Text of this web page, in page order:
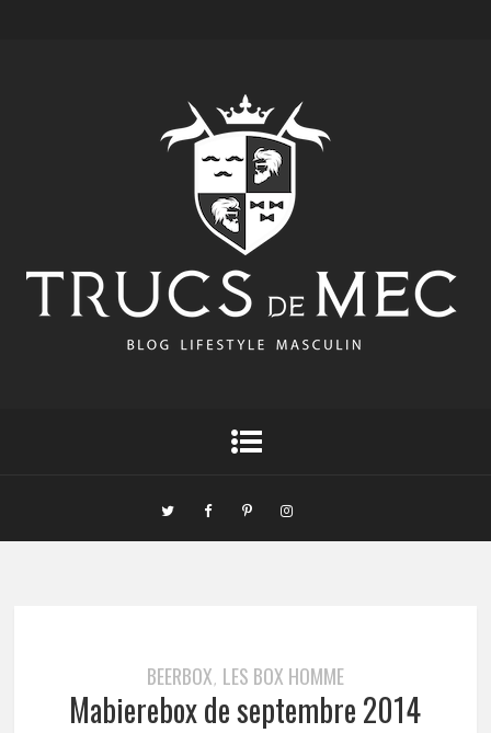
BEERBOX, LES BOX HOMME
Mabierebox de septembre 2014